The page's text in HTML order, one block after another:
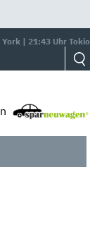
| 21:43 Uhr Tokio